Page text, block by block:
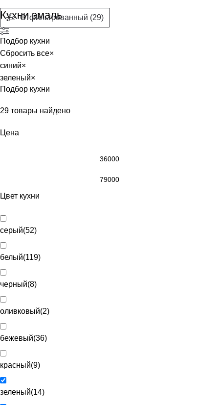
Кухни эмаль
Отфильтрованный (29)
Подбор кухни
Сбросить все×
синий×
зеленый×
Подбор кухни
29 товары найдено
Цена
Цвет кухни
серый(52)
белый(119)
черный(8)
оливковый(2)
бежевый(36)
красный(9)
зеленый(14)